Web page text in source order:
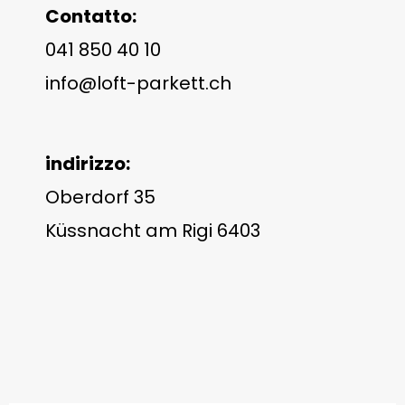
Contatto:
041 850 40 10
info@loft-parkett.ch
indirizzo:
Oberdorf 35
Küssnacht am Rigi 6403